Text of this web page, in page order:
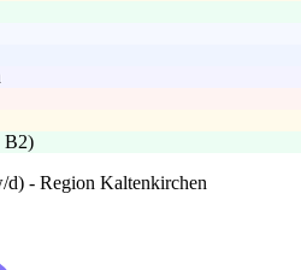
B2)
- Region Kaltenkirchen